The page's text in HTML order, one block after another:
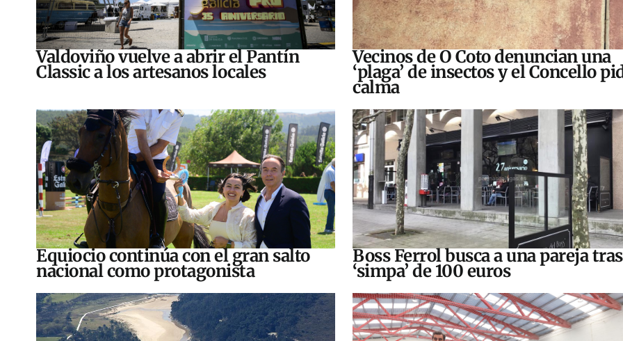
Valdoviño vuelve a abrir el Pantín
Classic a los artesanos locales
Vecinos de O Coto denuncian una
‘plaga’ de insectos y el Concello
calma
Equiocio continúa con el gran salto
nacional como protagonista
Boss Ferrol busca a una pareja
‘simpa’ de 100 euros